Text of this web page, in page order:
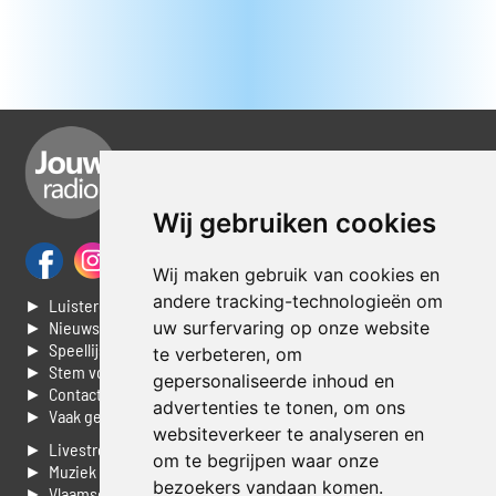
Wij gebruiken cookies
Wij maken gebruik van cookies en
andere tracking-technologieën om
uw surfervaring op onze website
te verbeteren, om
gepersonaliseerde inhoud en
advertenties te tonen, om ons
websiteverkeer te analyseren en
om te begrijpen waar onze
bezoekers vandaan komen.
► Luisteren naar Jouwradio
► Nieuws
► Speellijst
► Stem voor de Dag top 3
► Contacteer ons
► Vaak gestelde vragen
► Livestream informatie
► Muziek opzoeken